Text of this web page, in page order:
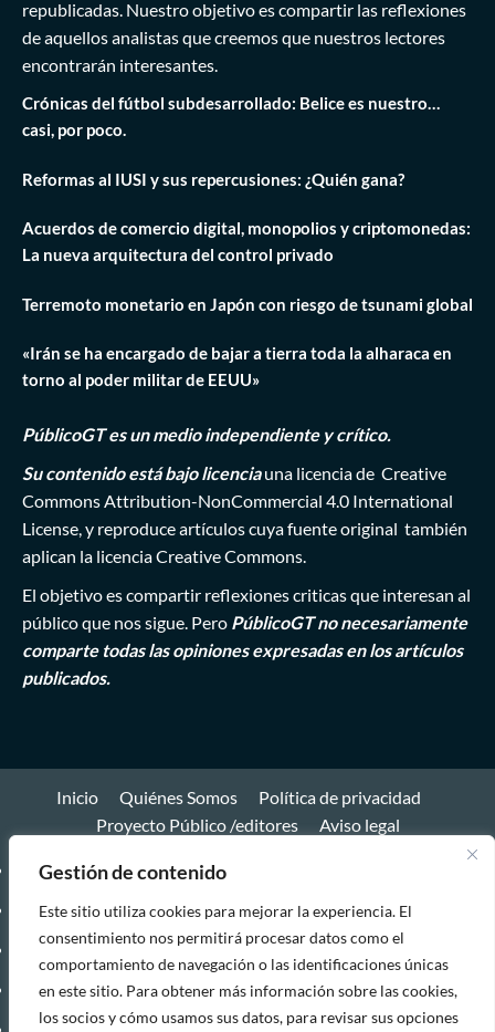
Gestión de contenido
Este sitio utiliza cookies para mejorar la experiencia. El
consentimiento nos permitirá procesar datos como el
comportamiento de navegación o las identificaciones únicas
en este sitio. Para obtener más información sobre las cookies,
los socios y cómo usamos sus datos, para revisar sus opciones
republicadas. Nuestro objetivo es compartir las reflexiones
de aquellos analistas que creemos que nuestros lectores
encontrarán interesantes.
Crónicas del fútbol subdesarrollado: Belice es nuestro…
casi, por poco.
Reformas al IUSI y sus repercusiones: ¿Quién gana?
Acuerdos de comercio digital, monopolios y criptomonedas:
La nueva arquitectura del control privado
Terremoto monetario en Japón con riesgo de tsunami global
«Irán se ha encargado de bajar a tierra toda la alharaca en
torno al poder militar de EEUU»
PúblicoGT es un medio independiente y crítico.
Su contenido está bajo licenciauna licencia de Creative
Commons Attribution-NonCommercial 4.0 International
License, y reproduce artículos cuya fuente original también
aplican la licencia Creative Commons.
El objetivo es compartir reflexiones criticas que interesan al
público que nos sigue. Pero PúblicoGT no necesariamente
comparte todas las opiniones expresadas en los artículos
publicados.
Inicio Quiénes Somos
Política de privacidad
Proyecto Público /editores
Aviso legal
Inicio
Quiénes
Somos
Política
privacidad
Proyecto
Público